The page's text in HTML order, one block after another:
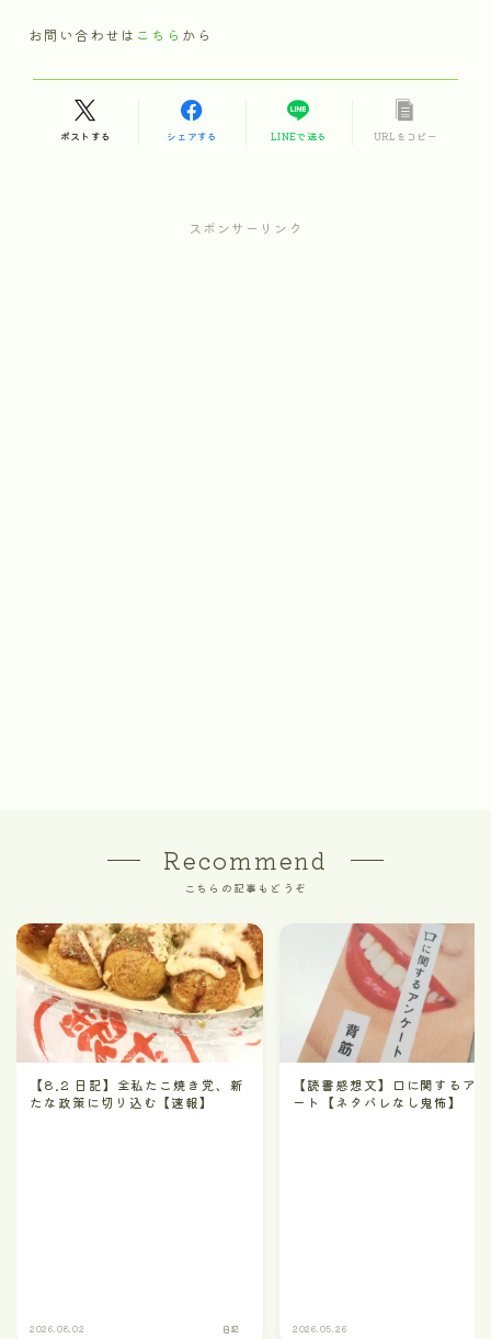
お問い合わせは こちら から
ポストする シェアする LINEで送る URLをコピー
スポンサーリンク
Recommend
こちらの記事もどうぞ
【8.2 日記】全私たこ焼き党、新
たな政策に切り込む【速報】
2026.08.02 日記
【読書感想文】口に関するア
ート【ネタバレなし鬼怖】
2026.05.26